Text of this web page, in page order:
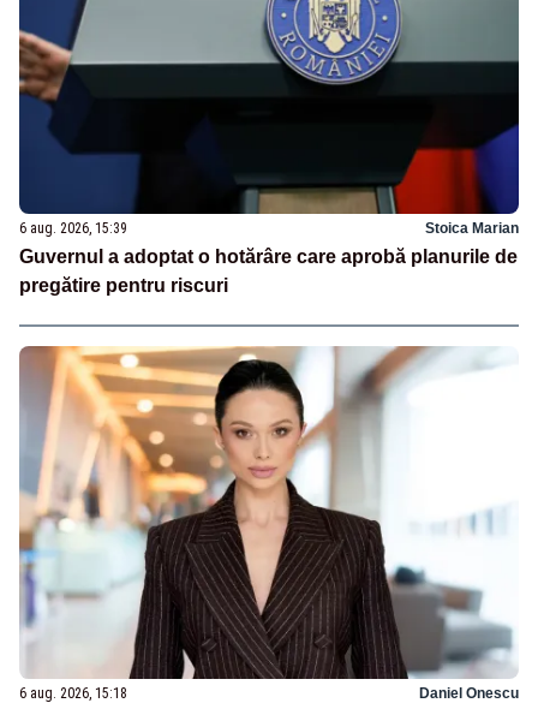
6 aug. 2026, 15:39 Stoica Marian
Guvernul a adoptat o hotărâre care aprobă planurile de
pregătire pentru riscuri
6 aug. 2026, 15:18 Daniel Onescu